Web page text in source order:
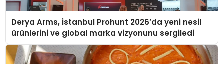
Derya Arms, İstanbul Prohunt 2026’da yeni nesil
ürünlerini ve global marka vizyonunu sergiledi